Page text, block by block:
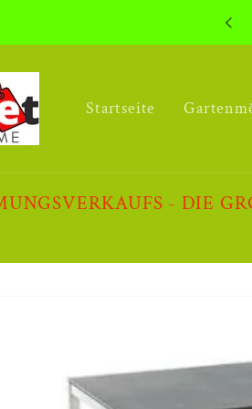
Startseite
- DIE